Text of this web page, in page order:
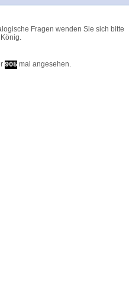
Fragen wenden Sie sich bitte
.
905 mal angesehen.